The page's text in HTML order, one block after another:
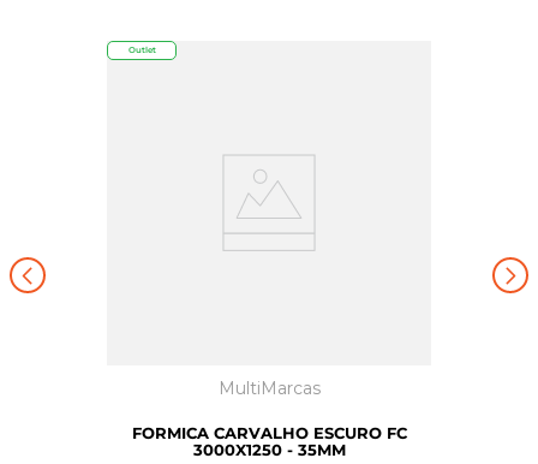
Outlet
MultiMarcas
FORMICA CARVALHO ESCURO FC
3000X1250 - 35MM